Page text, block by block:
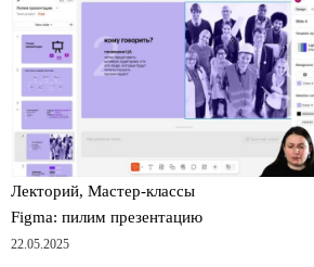
Лекторий, Мастер-классы
Figma: пилим презентацию
22.05.2025